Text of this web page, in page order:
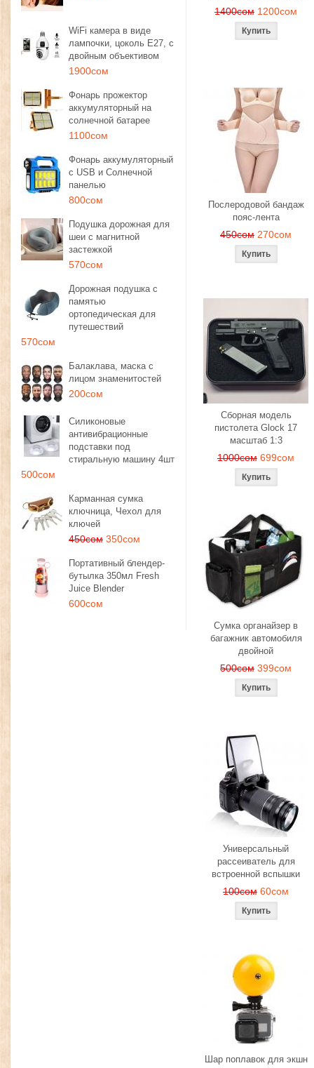
WiFi камера в виде
лампочки, цоколь E27, с
двойным объективом
1900сом
Фонарь прожектор
аккумуляторный на
солнечной батарее
1100сом
Фонарь аккумуляторный
с USB и Солнечной
панелью
800сом
Подушка дорожная для
шеи с магнитной
застежкой
570сом
Дорожная подушка с
памятью
ортопедическая для
путешествий
570сом
Балаклава, маска с
лицом знаменитостей
200сом
Силиконовые
антивибрационные
подставки под
стиральную машину 4шт
500сом
Карманная сумка
ключница, Чехол для
ключей
450сом 350сом
Портативный блендер-
бутылка 350мл Fresh
Juice Blender
600сом
1400сом 1200сом
Послеродовой бандаж
пояс-лента
450сом 270сом
Сборная модель
пистолета Glock 17
масштаб 1:3
1000сом 699сом
Сумка органайзер в
багажник автомобиля
двойной
500сом 399сом
Универсальный
рассеиватель для
встроенной вспышки
100сом 60сом
Шар поплавок для экшн